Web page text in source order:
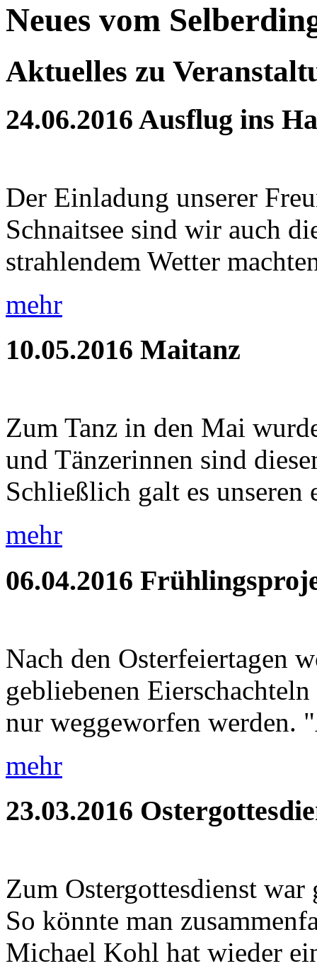
Neues vom
Aktuelles zu
24.06.2016 Ausflug ins
Der Einladung unserer
Schnaitsee sind wir auch
strahlendem Wetter
mehr
10.05.2016 Maitanz
Zum Tanz in den Mai
und Tänzerinnen sind
Schließlich galt es unseren
mehr
06.04.2016
Nach den Osterfeiertagen
gebliebenen
nur weggeworfen werden.
mehr
23.03.2016
Zum Ostergottesdienst
So könnte man
Michael Kohl hat wieder